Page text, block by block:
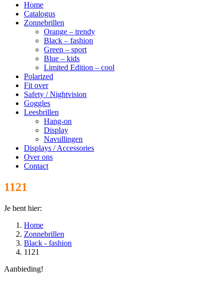
Home
Catalogus
Zonnebrillen
Orange – trendy
Black – fashion
Green – sport
Blue – kids
Limited Edition – cool
Polarized
Fit over
Safety / Nightvision
Goggles
Leesbrillen
Hang-on
Display
Navullingen
Displays / Accessories
Over ons
Contact
1121
Je bent hier:
Home
Zonnebrillen
Black - fashion
1121
Aanbieding!